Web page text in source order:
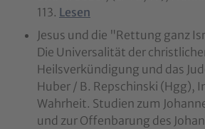
113. Lesen
Jesus und die "Rettung ganz
Die Universalität der
Heilsverkündigung und das
Huber / B. Repschinski (Hgg),
Wahrheit. Studien zum
und zur Offenbarung des